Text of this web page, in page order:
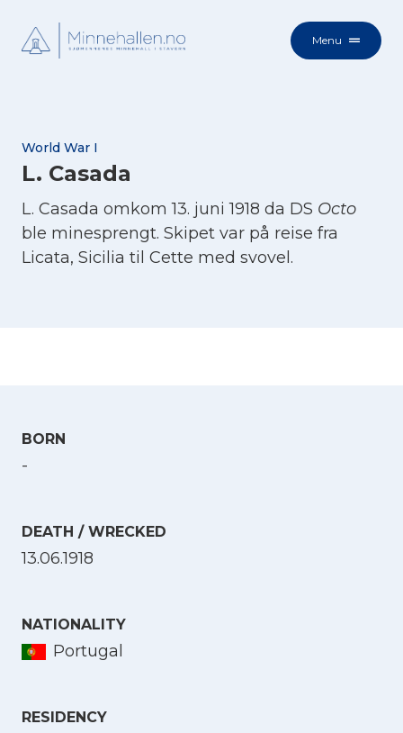
Menu
World War I
L. Casada
L. Casada omkom 13. juni 1918 da DS Octo
ble minesprengt. Skipet var på reise fra
Licata, Sicilia til Cette med svovel.
BORN
-
DEATH / WRECKED
13.06.1918
NATIONALITY
Portugal
RESIDENCY